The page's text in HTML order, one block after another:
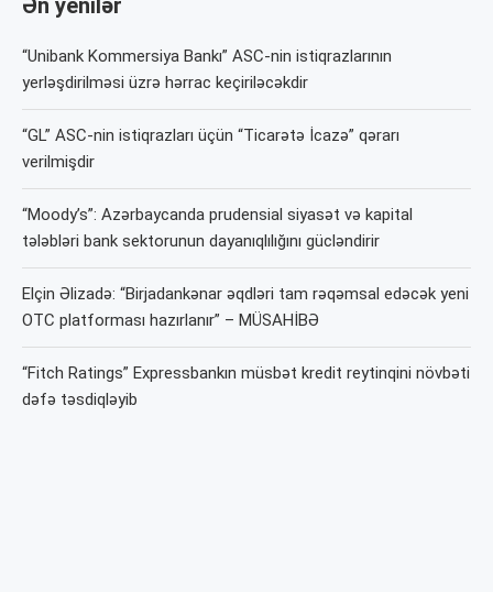
Ən yenilər
“Unibank Kommersiya Bankı” ASC-nin istiqrazlarının
yerləşdirilməsi üzrə hərrac keçiriləcəkdir
“GL” ASC-nin istiqrazları üçün “Ticarətə İcazə” qərarı
verilmişdir
“Moody’s”: Azərbaycanda prudensial siyasət və kapital
tələbləri bank sektorunun dayanıqlılığını gücləndirir
Elçin Əlizadə: “Birjadankənar əqdləri tam rəqəmsal edəcək yeni
OTC platforması hazırlanır” – MÜSAHİBƏ
“Fitch Ratings” Expressbankın müsbət kredit reytinqini növbəti
dəfə təsdiqləyib